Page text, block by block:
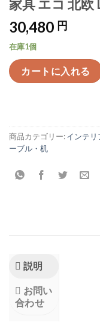
家具 エコ 北
30,480 円
在庫1個
カートに入れる
商品カテゴリー:インテ
ーブル・机
説明
お問い
合わせ